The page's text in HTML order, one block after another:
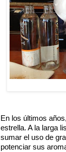
En los últimos
estrella. A la larga
sumar el uso de
potenciar sus